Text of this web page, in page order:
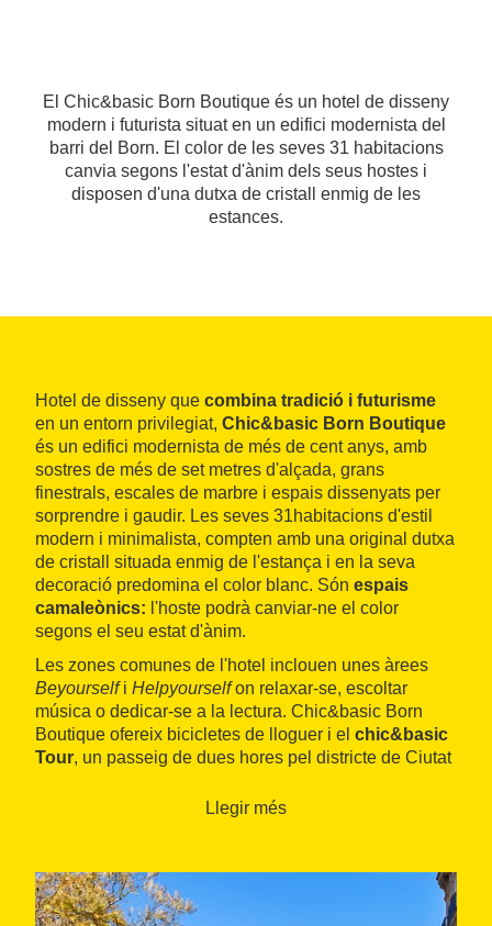
El Chic&basic Born Boutique és un hotel de disseny
modern i futurista situat en un edifici modernista del
barri del Born. El color de les seves 31 habitacions
canvia segons l'estat d'ànim dels seus hostes i
disposen d'una dutxa de cristall enmig de les
estances.
Hotel de disseny que combina tradició i futurisme
en un entorn privilegiat, Chic&basic Born Boutique
és un edifici modernista de més de cent anys, amb
sostres de més de set metres d'alçada, grans
finestrals, escales de marbre i espais dissenyats per
sorprendre i gaudir. Les seves 31habitacions d'estil
modern i minimalista, compten amb una original dutxa
de cristall situada enmig de l'estança i en la seva
decoració predomina el color blanc. Són espais
camaleònics: l'hoste podrà canviar-ne el color
segons el seu estat d'ànim.
Les zones comunes de l'hotel inclouen unes àrees
Beyourselfi Helpyourselfon relaxar-se, escoltar
música o dedicar-se a la lectura. Chic&basic Born
Boutique ofereix bicicletes de lloguer i el chic&basic
Tour, un passeig de dues hores pel districte de Ciutat
l'entorn amb algunes curiositats, suggeriments
Llegir més